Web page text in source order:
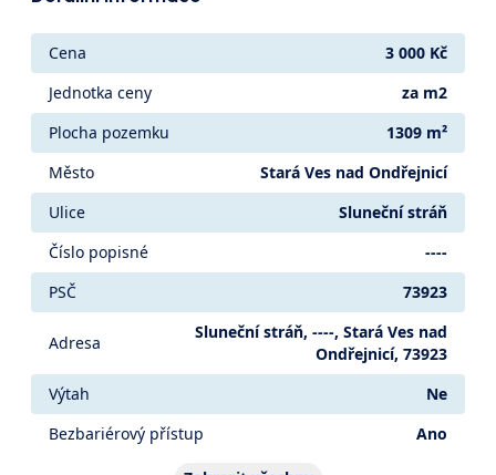
Cena
3 000 Kč
Jednotka ceny
za m2
Plocha pozemku
1309 m²
Město
Stará Ves nad Ondřejnicí
Ulice
Sluneční stráň
Číslo popisné
----
PSČ
73923
Adresa
Sluneční stráň, ----, Stará Ves nad
Ondřejnicí, 73923
Výtah
Ne
Bezbariérový přístup
Ano